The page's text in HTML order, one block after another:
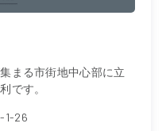
まる市街地中心部に立
です。
1-26